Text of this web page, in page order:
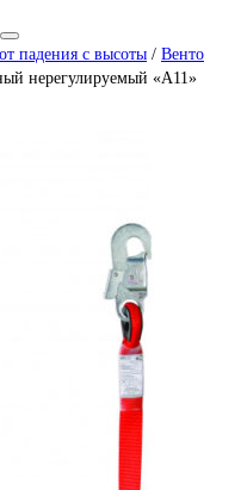
падения с высоты / Венто
нерегулируемый «A11»